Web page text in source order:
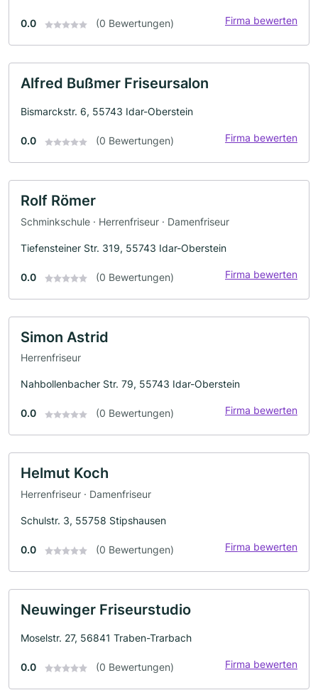
0.0 (0 Bewertungen) Firma bewerten
Alfred Bußmer Friseursalon
Bismarckstr. 6, 55743 Idar-Oberstein
0.0 (0 Bewertungen) Firma bewerten
Rolf Römer
Schminkschule · Herrenfriseur · Damenfriseur
Tiefensteiner Str. 319, 55743 Idar-Oberstein
0.0 (0 Bewertungen) Firma bewerten
Simon Astrid
Herrenfriseur
Nahbollenbacher Str. 79, 55743 Idar-Oberstein
0.0 (0 Bewertungen) Firma bewerten
Helmut Koch
Herrenfriseur · Damenfriseur
Schulstr. 3, 55758 Stipshausen
0.0 (0 Bewertungen) Firma bewerten
Neuwinger Friseurstudio
Moselstr. 27, 56841 Traben-Trarbach
0.0 (0 Bewertungen) Firma bewerten